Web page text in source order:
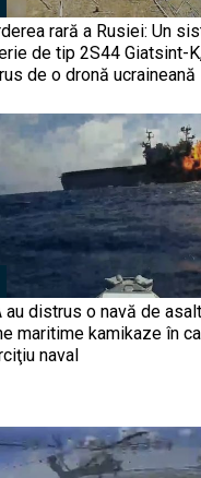
rară a Rusiei: Un
de tip 2S44 Giatsint-
de o dronă ucraineană
au distrus o navă de
maritime kamikaze în
naval